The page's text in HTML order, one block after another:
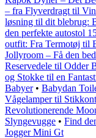
– fra Flyverdragt til
løsning til dit blebrug:
den perfekte autostol
outfit: Fra Termotøj til
Jollyroom – Få den
Reservedele til Odder
og Stokke til en
Babyer• Babydan
Vågelamper til
Revolutionerende
Slyngevugge • Find
Jogger Mini Gt